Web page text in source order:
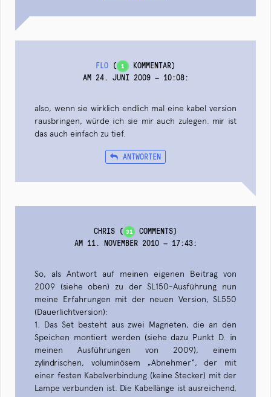
FLO ( 1 KOMMENTAR)
AM 24. JUNI 2009 — 10:08:
also, wenn sie wirklich endlich mal eine kabel version
rausbringen, würde ich sie mir auch zulegen. mir ist
das auch einfach zu tief.
ANTWORTEN
CHRIS ( 31
COMMENTS)
AM 11. NOVEMBER 2010 — 17:43:
So, als Antwort auf meinen eigenen Beitrag von
2009 (siehe oben) zu der SL150-Ausführung nun
meine Erfahrungen mit der neuen Version, SL550
(Dauerlichtversion):
1. Das Set besteht aus zwei Magneten, die an den
Speichen montiert werden (siehe dazu Punkt D. in
meinen Ausführungen von 2009), einem
zylindrischen, voluminösem „Abnehmer“, der mit
einer festen Kabelverbindung (keine Stecker) mit der
Lampe verbunden ist. Die Kabellänge ist ausreichend,